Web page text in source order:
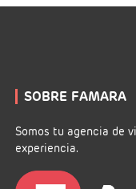
SOBRE FAMARA
Somos tu agencia de
experiencia.